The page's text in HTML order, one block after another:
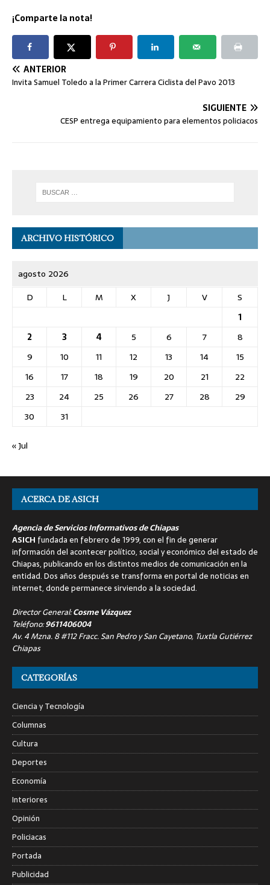
¡Comparte la nota!
ANTERIOR
Invita Samuel Toledo a la Primer Carrera Ciclista del Pavo 2013
SIGUIENTE
CESP entrega equipamiento para elementos policiacos
ARCHIVO HISTÓRICO
agosto 2026
D
L M X J V
S
1
2
3 4 5 6 7
8
9
10 11 12 13 14
15
16
17 18 19 20 21
22
23
24 25 26 27 28
29
30
31
« Jul
ACERCA DE ASICH
Agencia de Servicios Informativos de Chiapas
ASICH fundada en febrero de 1999, con el fin de generar
información del acontecer político, social y económico del estado de
Chiapas, publicando en los distintos medios de comunicación en la
entidad. Dos años después se transforma en portal de noticias en
internet, donde permanece sirviendo a la sociedad.
Director General:Cosme Vázquez
Teléfono:9611406004
Av. 4 Mzna. 8 #112 Fracc. San Pedro y San Cayetano, Tuxtla Gutiérrez
Chiapas
CATEGORÍAS
Ciencia y Tecnología
Columnas
Cultura
Deportes
Economía
Interiores
Opinión
Policiacas
Portada
Publicidad